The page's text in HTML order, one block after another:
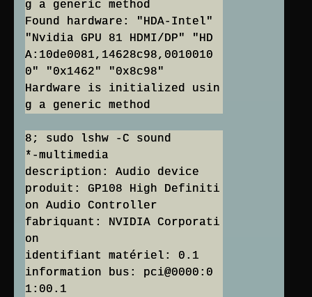
g a generic method
Found hardware: "HDA-Intel"
"Nvidia GPU 81 HDMI/DP" "HD
A:10de0081,14628c98,0010010
0" "0x1462" "0x8c98"
Hardware is initialized usin
8; sudo lshw -C sound
*-multimedia
description: Audio device
produit: GP108 High Definiti
on Audio Controller
fabriquant: NVIDIA Corporati
on
identifiant matériel: 0.1
information bus: pci@0000:0
1:00.1